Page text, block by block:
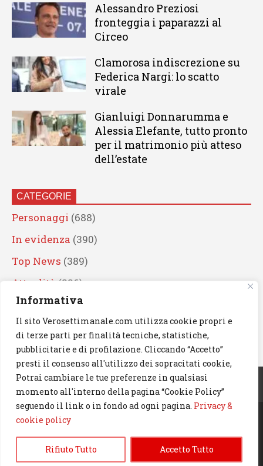
Informativa
Il sito Verosettimanale.com utilizza cookie propri e
di terze parti per finalità tecniche, statistiche,
pubblicitarie e di profilazione. Cliccando “Accetto”
presti il consenso all'utilizzo dei sopracitati cookie,
Potrai cambiare le tue preferenze in qualsiasi
momento all'interno della pagina “Cookie Policy”
seguendo il link o in fondo ad ogni pagina. Privacy &
cookie policy
Rifiuto Tutto Accetto Tutto
Alessandro Preziosi
fronteggia i paparazzi al
Circeo
Clamorosa indiscrezione su
Federica Nargi: lo scatto
virale
Gianluigi Donnarumma e
Alessia Elefante, tutto pronto
per il matrimonio più atteso
dell’estate
CATEGORIE
Personaggi (688)
In evidenza (390)
Top News (389)
Attualità (336)
Eventi(330)
Artisti (241)
News(238)
Cerca
© 2023 Verosettimanale.com. All rights reserved.